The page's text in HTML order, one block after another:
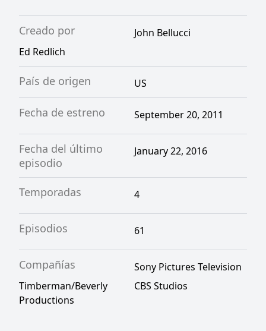
Creado por
John Bellucci
Ed Redlich
País de origen US
Fecha de estreno September 20, 2011
Fecha del último
episodio
January 22, 2016
Temporadas 4
Episodios 61
Compañías
Sony Pictures Television
Timberman/Beverly
Productions
CBS Studios